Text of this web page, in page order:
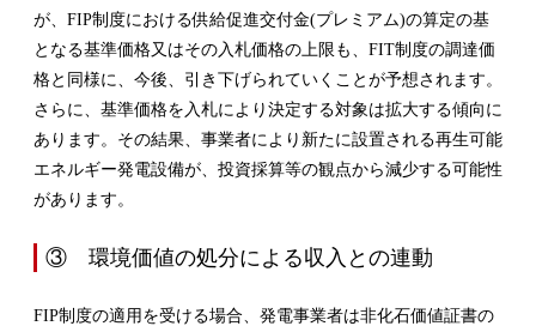
が、FIP制度における供給促進交付金(プレミアム)の算定の基
となる基準価格又はその入札価格の上限も、FIT制度の調達価
格と同様に、今後、引き下げられていくことが予想されます。
さらに、基準価格を入札により決定する対象は拡大する傾向に
あります。その結果、事業者により新たに設置される再生可能
エネルギー発電設備が、投資採算等の観点から減少する可能性
があります。
③ 環境価値の処分による収入との連動
FIP制度の適用を受ける場合、発電事業者は非化石価値証書の